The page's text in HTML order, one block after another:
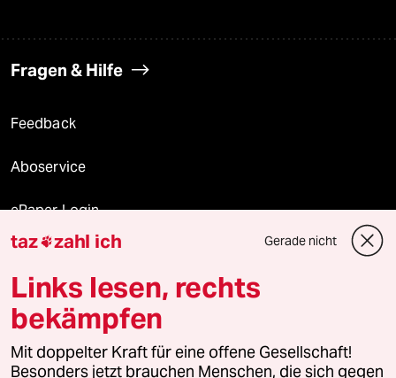
Fragen & Hilfe
Feedback
Aboservice
ePaper Login
Downloads für Abonnierende
© 2026 taz Verlags und Vertriebs GmbH
Alle Rechte vorbehalten. Bei rechtlichen Fragen oder für Genehmigungen
wenden Sie sich bitte an
lizenzen@taz.de
taz zahl ich Gerade nicht
Links lesen, rechts
bekämpfen
Mit doppelter Kraft für eine offene Gesellschaft!
Besonders jetzt brauchen Menschen, die sich gegen